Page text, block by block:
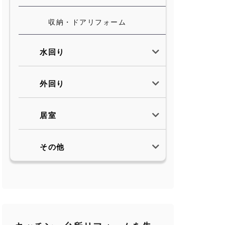
収納・ドアリフォーム
水回り
外回り
居室
その他